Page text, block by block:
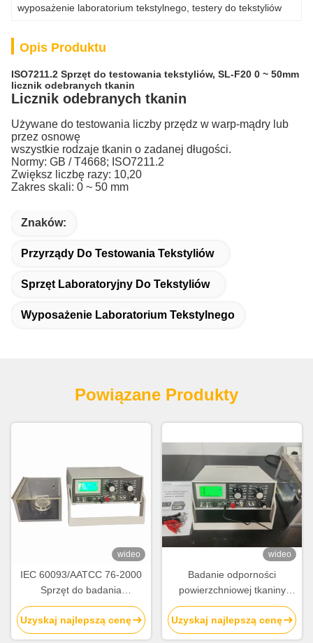
wyposażenie laboratorium tekstylnego testery do tekstyliów
Opis Produktu
ISO7211.2 Sprzęt do testowania tekstyliów, SL-F20 0 ~ 50mm
licznik odebranych tkanin
Licznik odebranych tkanin
Używane do testowania liczby przędz w warp-mądry lub
przez osnowę
wszystkie rodzaje tkanin o zadanej długości.
Normy: GB / T4668; ISO7211.2
Zwiększ liczbę razy: 10,20
Zakres skali: 0 ~ 50 mm
Znaków:
Przyrządy Do Testowania Tekstyliów
Sprzęt Laboratoryjny Do Tekstyliów
Wyposażenie Laboratorium Tekstylnego
Powiązane Produkty
wideo
IEC 60093/AATCC 76-2000
Sprzęt do badania
odporności powierzchni
elektrycznej tkanin
Uzyskaj najlepszą cenę
wideo
Badanie odporności
powierzchniowej tkaniny
włókienniczej z napięciem
pomiarowym DC100V i
pomiarem oporu 2 × 1014Ω
Uzyskaj najlepszą cenę